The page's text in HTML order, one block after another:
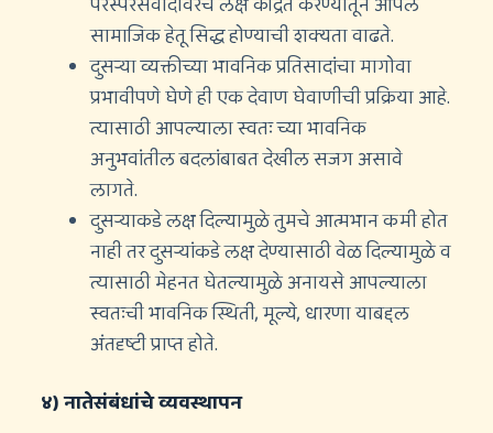
सामाजिक हेतू सिद्ध होण्याची शक्यता वाढते.
दुसर्‍या व्यक्तीच्या भावनिक प्रतिसादांचा मागोवा
प्रभावीपणे घेणे ही एक देवाण घेवाणीची प्रक्रिया आहे.
त्यासाठी आपल्याला स्वतः च्या भावनिक
अनुभवांतील बदलांबाबत देखील सजग असावे
लागते.
दुसर्‍याकडे लक्ष दिल्यामुळे तुमचे आत्मभान कमी होत
नाही तर दुसर्‍यांकडे लक्ष देण्यासाठी वेळ दिल्यामुळे व
त्यासाठी मेहनत घेतल्यामुळे अनायसे आपल्याला
स्वतःची भावनिक स्थिती, मूल्ये, धारणा याबद्दल
अंतदृष्टी प्राप्त होते.
४) नातेसंबंधांचे व्यवस्थापन